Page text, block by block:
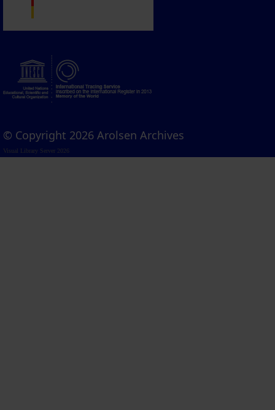
© Copyright 2026 Arolsen Archives
Visual Library Server 2026